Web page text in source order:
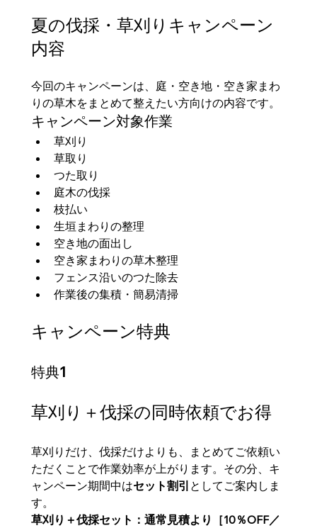
夏の伐採・草刈りキャンペーン
内容
今回のキャンペーンは、庭・空き地・空き家まわ
りの草木をまとめて整えたい方向けの内容です。
キャンペーン対象作業
草刈り
草取り
つた取り
庭木の伐採
枝払い
生垣まわりの整理
空き地の面出し
空き家まわりの草木整理
フェンス沿いのつた除去
作業後の集積・簡易清掃
キャンペーン特典
特典1
草刈り＋伐採の同時依頼でお得
草刈りだけ、伐採だけよりも、まとめてご依頼い
ただくことで作業効率が上がります。その分、キ
ャンペーン期間中はセット割引 としてご案内しま
す。
草刈り＋伐採セット：通常見積より［10％OFF／